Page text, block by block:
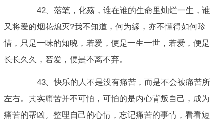
42、落笔，化殇，谁在谁的生命里灿烂一生，谁
又将爱的烟花熄灭?我不知道，何为缘，亦不懂得如何珍
惜，只是一味的知晓，若爱，便是一生一世，若爱，便是
长长久久，若爱，便是不离不弃。
43、快乐的人不是没有痛苦，而是不会被痛苦所
左右。其实痛苦并不可怕，可怕的是内心背叛自己，成为
痛苦的帮凶。整理自己的心情，忘记痛苦的事情，看看短